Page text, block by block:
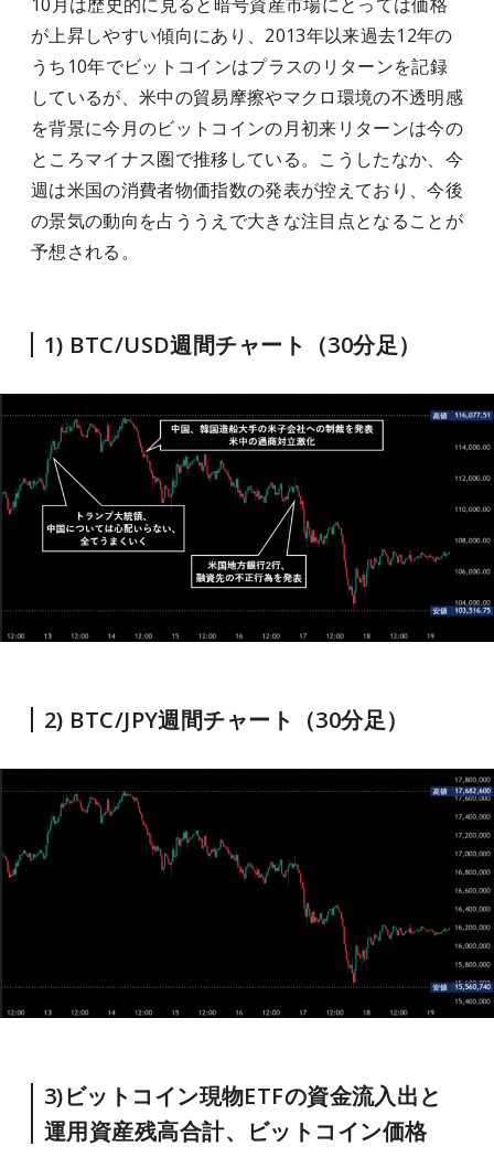
が上昇しやすい傾向にあり、2013年以来過去12年の
うち10年でビットコインはプラスのリターンを記録
しているが、米中の貿易摩擦やマクロ環境の不透明感
を背景に今月のビットコインの月初来リターンは今の
ところマイナス圏で推移している。こうしたなか、今
週は米国の消費者物価指数の発表が控えており、今後
の景気の動向を占ううえで大きな注目点となることが
予想される。
1) BTC/USD週間チャート（30分足）
2) BTC/JPY週間チャート（30分足）
3)ビットコイン現物ETFの資金流入出と
運用資産残高合計、ビットコイン価格